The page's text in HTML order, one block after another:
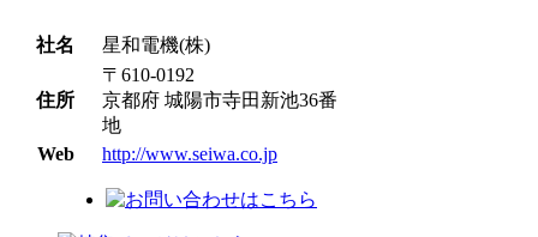
社名 星和電機(株)
住所
〒610-0192
京都府 城陽市寺田新池36番
地
Web
http://www.seiwa.co.jp